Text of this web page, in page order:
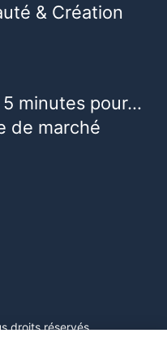
& Création
minutes pour…
de marché
droits réservés.